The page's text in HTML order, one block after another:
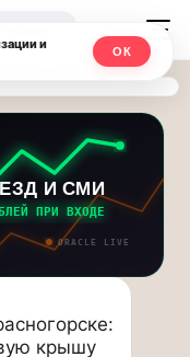
И СМИ
ПРИ ВХОДЕ
ORACLE LIVE
крышу
и
ОК